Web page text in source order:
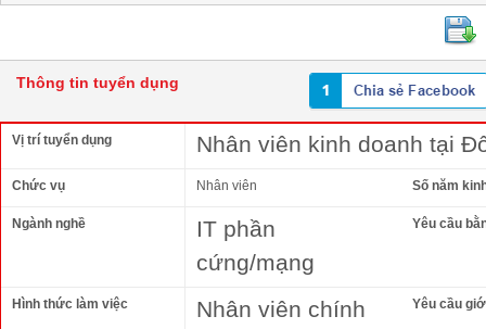
Thông tin tuyển dụng
Vị trí tuyển dụng Nhân viên kinh doanh tại
Chức vụ Nhân viên Số năm
Ngành nghề
IT phần
cứng/mạng
Yêu cầu
Hình thức làm việc
Nhân viên chính
Yêu cầu